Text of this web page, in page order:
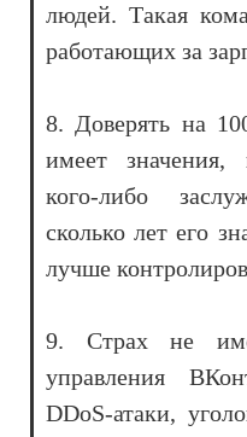
людей. Такая
работающих за
8. Доверять на
имеет значения,
кого-либо
сколько лет его
лучше
9. Страх не
управления
DDoS-атаки,